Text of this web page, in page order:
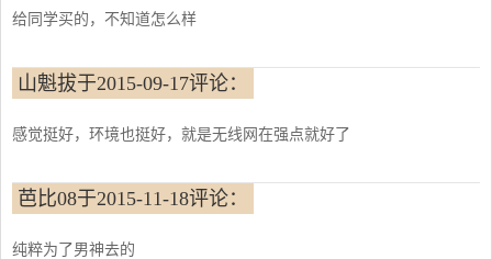
给同学买的，不知道怎么样
山魁拔于2015-09-17评论：
感觉挺好，环境也挺好，就是无线网在强点就好了
芭比08于2015-11-18评论：
纯粹为了男神去的